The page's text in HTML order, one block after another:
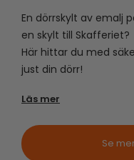
En dörrskylt av emalj
en skylt till Skafferiet?
Här hittar du med
just din dörr!
Läs mer
Se